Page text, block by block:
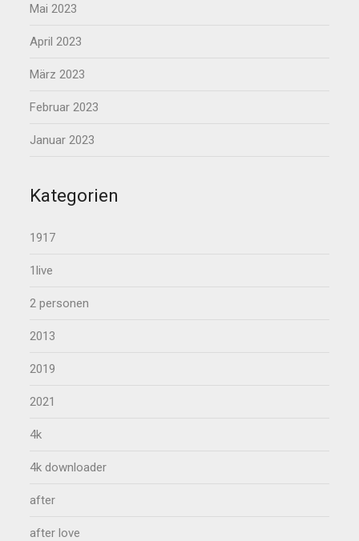
Mai 2023
April 2023
März 2023
Februar 2023
Januar 2023
Kategorien
1917
1live
2 personen
2013
2019
2021
4k
4k downloader
after
after love